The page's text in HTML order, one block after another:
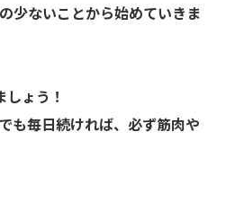
少ないことから始めていきま
ょう！
も毎日続ければ、必ず筋肉や